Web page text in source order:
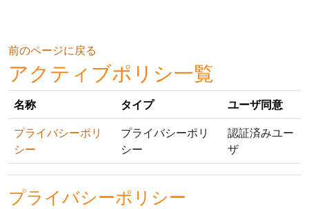
前のページに戻る
アクティブポリシ一覧
名称 タイプ
ユーザ同意
プライバシーポリ
シー
プライバシーポリ
シー
認証済みユー
ザ
プライバシーポリシー